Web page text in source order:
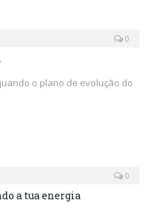
0
o plano de evolução do
0
a tua energia